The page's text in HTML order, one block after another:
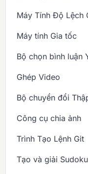
Máy Tính Độ Lệch
Máy tính Gia tốc
Bộ chọn bình luận
Ghép Video
Bộ chuyển đổi
Công cụ chia ảnh
Trình Tạo Lệnh Git
Tạo và giải Sudoku